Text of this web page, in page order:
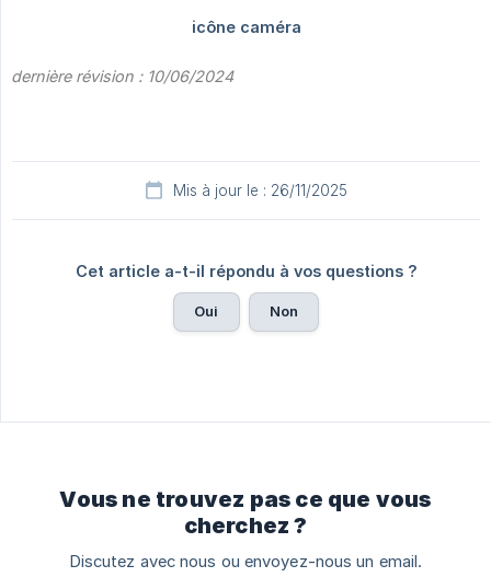
dernière révision : 10/06/2024
Mis à jour le : 26/11/2025
Cet article a-t-il répondu à vos questions ?
Oui Non
Vous ne trouvez pas ce que vous
cherchez ?
Discutez avec nous ou envoyez-nous un email.